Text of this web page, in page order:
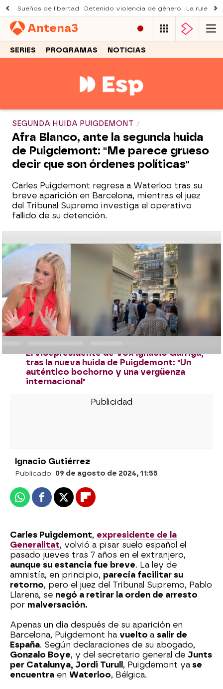
Sueños de libertad Detenido violencia de género La ruleta
Antena3
SERIES PROGRAMAS NOTICIAS
SEGUNDA HUIDA PUIGDEMONT
Afra Blanco, ante la segunda huida
de Puigdemont: "Me parece grueso
decir que son órdenes políticas"
Carles Puigdemont regresa a Waterloo tras su
breve aparición en Barcelona, mientras el juez
del Tribunal Supremo investiga el operativo
fallido de su detención.
Última hora de Puigdemont en directo: el
expresident llevaba desde el martes en
España y ya vuelve a Waterloo
Gonzalo Miró, tras la huida de
Puigdemont: "Lo que ha hecho es
absurdo, una payasada y ridículo"
El magistrado Ignacio González Vega,
sobre la fuga de Puigdemont: "No me
sorprende nada, es una estrategia que se
basa en desorientar"
El vicepresidente de Vox Ignacio Garriga,
tras la nueva huida de Puigdemont: "Un
auténtico bochorno y una vergüenza
internacional"
Ignacio Gutiérrez
Publicado: 09 de agosto de 2024, 11:55
WhatsappFacebook
X Flipboard
Carles Puigdemont, expresidente de la
Generalitat, volvió a pisar suelo español el
pasado jueves tras 7 años en el extranjero,
aunque su estancia fue breve. La ley de
amnistía, en principio, parecía facilitar su
retorno, pero el juez del Tribunal Supremo, Pablo
Llarena, se negó a retirar la orden de arresto
por malversación.
Apenas un día después de su aparición en
Barcelona, Puigdemont ha vuelto a salir de
España. Según declaraciones de su abogado,
Gonzalo Boye, y del secretario general de Junts
per Catalunya, Jordi Turull , Puigdemont ya se
encuentra en Waterloo, Bélgica.